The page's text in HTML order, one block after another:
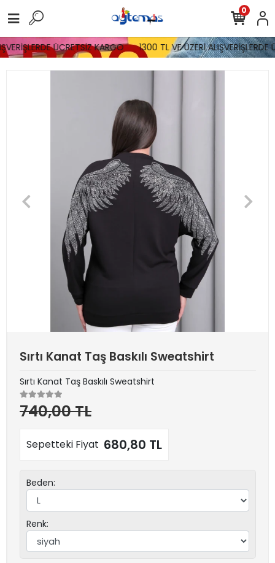
ÜCRETSİZ KARGO 1300 TL VE ÜZERİ ALIŞVERİŞLERDE
0
Sırtı Kanat Taş Baskılı Sweatshirt
Sırtı Kanat Taş Baskılı Sweatshirt
740,00 TL
Sepetteki Fiyat 680,80 TL
Beden:
Renk: